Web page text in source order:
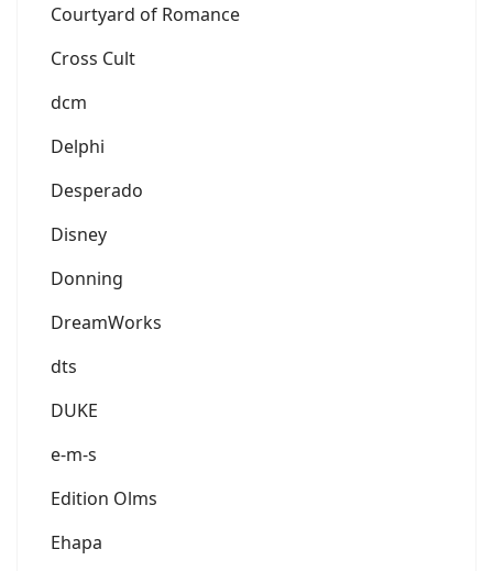
Courtyard of Romance
Cross Cult
dcm
Delphi
Desperado
Disney
Donning
DreamWorks
dts
DUKE
e-m-s
Edition Olms
Ehapa